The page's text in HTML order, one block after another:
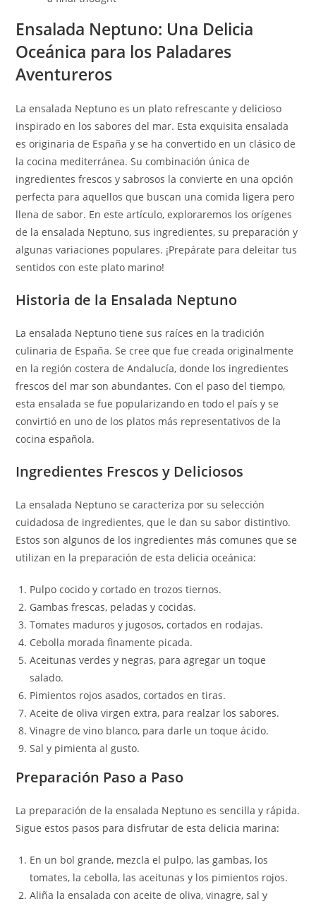
Ensalada Neptuno: Una Delicia
Oceánica para los Paladares
Aventureros
La ensalada Neptuno es un plato refrescante y delicioso
inspirado en los sabores del mar. Esta exquisita ensalada
es originaria de España y se ha convertido en un clásico de
la cocina mediterránea. Su combinación única de
ingredientes frescos y sabrosos la convierte en una opción
perfecta para aquellos que buscan una comida ligera pero
llena de sabor. En este artículo, exploraremos los orígenes
de la ensalada Neptuno, sus ingredientes, su preparación y
algunas variaciones populares. ¡Prepárate para deleitar tus
sentidos con este plato marino!
Historia de la Ensalada Neptuno
La ensalada Neptuno tiene sus raíces en la tradición
culinaria de España. Se cree que fue creada originalmente
en la región costera de Andalucía, donde los ingredientes
frescos del mar son abundantes. Con el paso del tiempo,
esta ensalada se fue popularizando en todo el país y se
convirtió en uno de los platos más representativos de la
cocina española.
Ingredientes Frescos y Deliciosos
La ensalada Neptuno se caracteriza por su selección
cuidadosa de ingredientes, que le dan su sabor distintivo.
Estos son algunos de los ingredientes más comunes que se
utilizan en la preparación de esta delicia oceánica:
Pulpo cocido y cortado en trozos tiernos.
Gambas frescas, peladas y cocidas.
Tomates maduros y jugosos, cortados en rodajas.
Cebolla morada finamente picada.
Aceitunas verdes y negras, para agregar un toque
salado.
Pimientos rojos asados, cortados en tiras.
Aceite de oliva virgen extra, para realzar los sabores.
Vinagre de vino blanco, para darle un toque ácido.
Sal y pimienta al gusto.
Preparación Paso a Paso
La preparación de la ensalada Neptuno es sencilla y rápida.
Sigue estos pasos para disfrutar de esta delicia marina:
En un bol grande, mezcla el pulpo, las gambas, los
tomates, la cebolla, las aceitunas y los pimientos rojos.
Aliña la ensalada con aceite de oliva, vinagre, sal y